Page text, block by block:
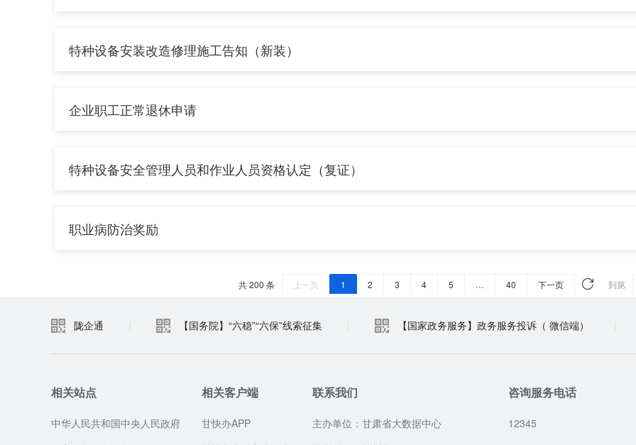
陇企通 【国务院】“六稳”“六保”线索征集 【国家政务服务】政务服务投诉（ 微信端）
相关站点
中华人民共和国中央人民政府
相关客户端
甘快办APP
联系我们
主办单位：甘肃省大数据中心
咨询服务电话
12345